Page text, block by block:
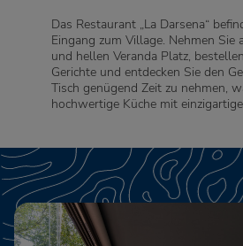
Das Restaurant „La Darsena“
Eingang zum Village. Nehmen Sie
und hellen Veranda Platz,
Gerichte und entdecken Sie den
Tisch genügend Zeit zu nehmen,
hochwertige Küche mit